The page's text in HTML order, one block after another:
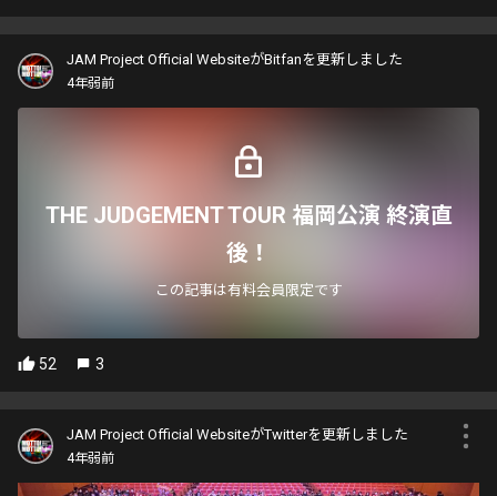
JAM Project Official WebsiteがBitfanを更新しました
4年弱前
THE JUDGEMENT TOUR 福岡公演 終演直
後！
この記事は有料会員限定です
52 3
JAM Project Official WebsiteがTwitterを更新しました
4年弱前